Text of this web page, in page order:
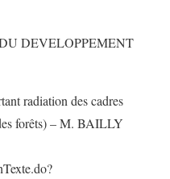
DEVELOPPEMENT
radiation des cadres
forêts) – M. BAILLY